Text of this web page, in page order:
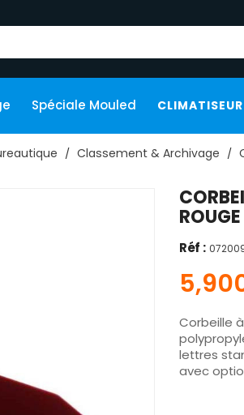
Spéciale Mouled CLIMATISEUR
Classement & Archivage
Réf :
Corbeille
lettres
avec